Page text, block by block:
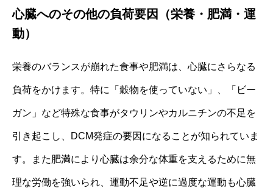
心臓へのその他の負荷要因（栄養・肥満・運
動）
栄養のバランスが崩れた食事や肥満は、心臓にさらなる
負荷をかけます。特に「穀物を使っていない」、「ビー
ガン」など特殊な食事がタウリンやカルニチンの不足を
引き起こし、DCM発症の要因になることが知られていま
す。また肥満により心臓は余分な体重を支えるために無
理な労働を強いられ、運動不足や逆に過度な運動も心臓